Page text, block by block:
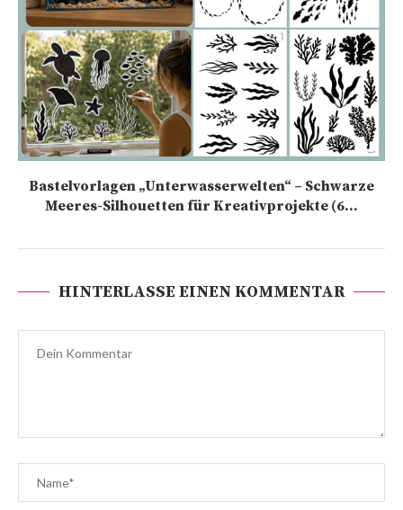
Bastelvorlagen „Unterwasserwelten“ – Schwarze
Meeres-Silhouetten für Kreativprojekte (6...
HINTERLASSE EINEN KOMMENTAR